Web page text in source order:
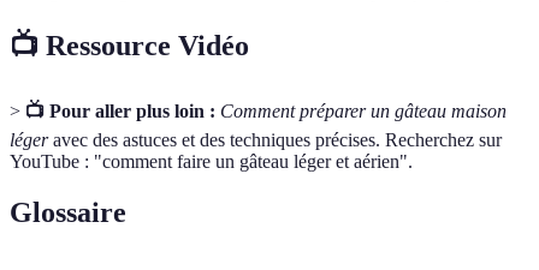
📺 Ressource Vidéo
> 📺 Pour aller plus loin : Comment préparer un gâteau maison
légeravec des astuces et des techniques précises. Recherchez sur
YouTube : "comment faire un gâteau léger et aérien".
Glossaire